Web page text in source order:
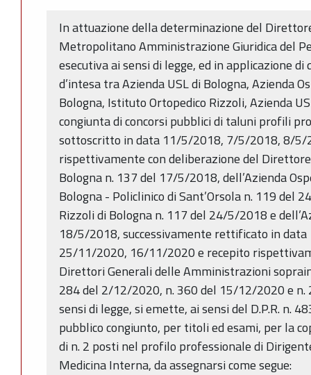
In attuazione della determinazione del
Metropolitano Amministrazione Giuridica del
esecutiva ai sensi di legge, ed in applicazione
d’intesa tra Azienda USL di Bologna, Azienda
Bologna, Istituto Ortopedico Rizzoli, Azienda
congiunta di concorsi pubblici di taluni profili
sottoscritto in data 11/5/2018, 7/5/2018, 8/5/
rispettivamente con deliberazione del Direttore
Bologna n. 137 del 17/5/2018, dell’Azienda
Bologna - Policlinico di Sant’Orsola n. 119 del
Rizzoli di Bologna n. 117 del 24/5/2018 e
18/5/2018, successivamente rettificato in
25/11/2020, 16/11/2020 e recepito
Direttori Generali delle Amministrazioni
284 del 2/12/2020, n. 360 del 15/12/2020 e
sensi di legge, si emette, ai sensi del D.P.R. n.
pubblico congiunto, per titoli ed esami, per la
di n. 2 posti nel profilo professionale di
Medicina Interna, da assegnarsi come segue: